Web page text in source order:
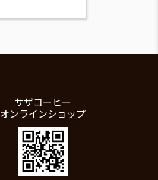
サザコーヒー
オンラインショップ